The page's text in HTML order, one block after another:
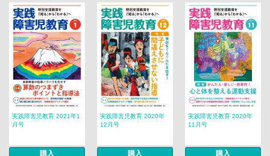
実践障害児教育 2021年1
月号
購入
実践障害児教育 2020年
12月号
購入
実践障害児教育 2020年
11月号
購入